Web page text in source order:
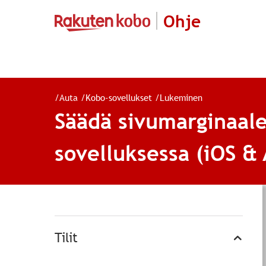
Ohje
/Auta /Kobo-sovellukset /Lukeminen
Säädä
sovelluksessa (iOS
Tilit